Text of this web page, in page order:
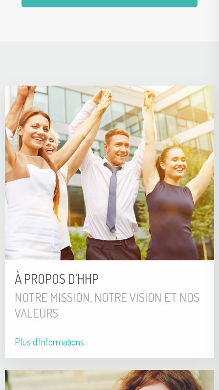
À PROPOS D'HHP
NOTRE MISSION, NOTRE VISION ET NOS
VALEURS
Plus d’Informations